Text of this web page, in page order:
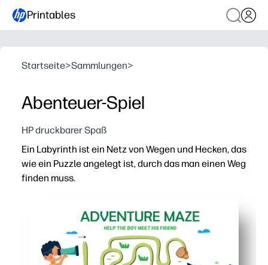
Printables
Startseite>Sammlungen>
Abenteuer-Spiel
HP druckbarer Spaß
Ein Labyrinth ist ein Netz von Wegen und Hecken, das
wie ein Puzzle angelegt ist, durch das man einen Weg
finden muss.